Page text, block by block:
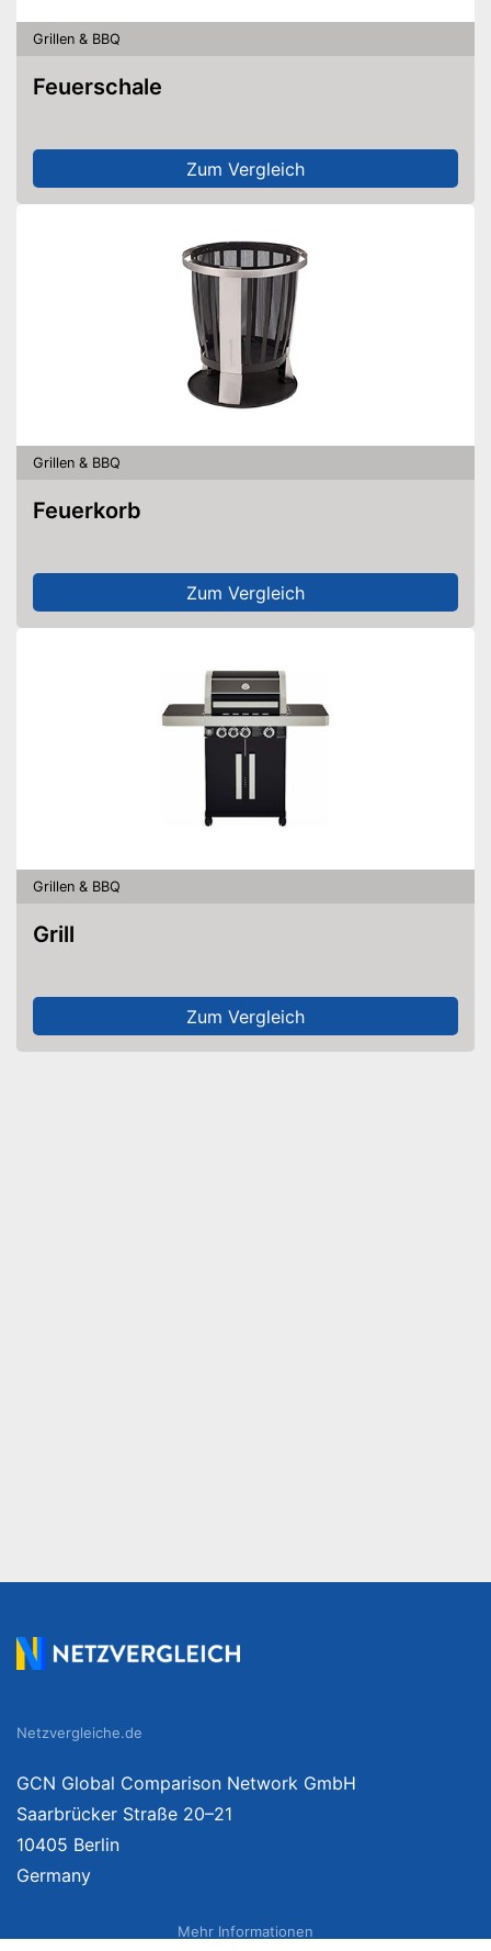
Grillen & BBQ
Feuerschale
Zum Vergleich
Grillen & BBQ
Feuerkorb
Zum Vergleich
Grillen & BBQ
Grill
Zum Vergleich
Netzvergleiche.de
GCN Global Comparison Network GmbH
Saarbrücker Straße 20–21
10405 Berlin
Germany
Mehr Informationen